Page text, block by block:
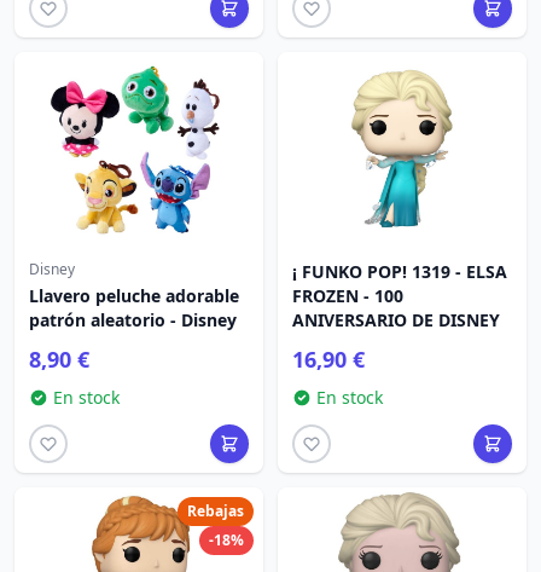
Disney
Llavero peluche adorable
patrón aleatorio - Disney
8,90 €
En stock
¡ FUNKO POP! 1319 - ELSA
FROZEN - 100
ANIVERSARIO DE DISNEY
16,90 €
En stock
Rebajas
-18%